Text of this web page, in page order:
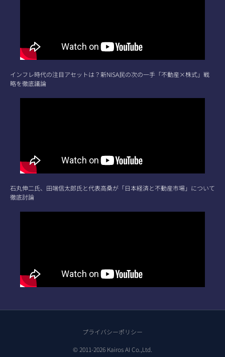
インフレ時代の注目アセットは？新NISA民の次の一手「不動産×株式」戦
略を徹底議論
石丸伸二氏、田端信太郎氏と代表高桑が「日本経済と不動産市場」について
徹底討論
© 2011-2026 Kairos AI Co.,Ltd.
プライバシーポリシー